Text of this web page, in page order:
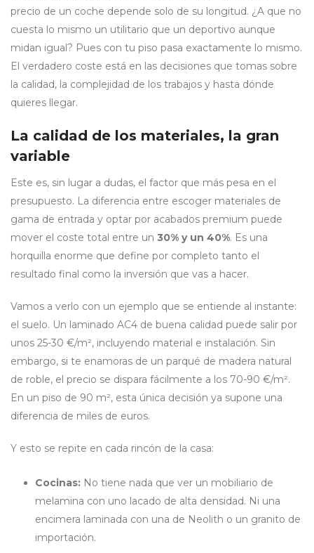
precio de un coche depende solo de su longitud. ¿A que no
cuesta lo mismo un utilitario que un deportivo aunque
midan igual? Pues con tu piso pasa exactamente lo mismo.
El verdadero coste está en las decisiones que tomas sobre
la calidad, la complejidad de los trabajos y hasta dónde
quieres llegar.
La calidad de los materiales, la gran
variable
Este es, sin lugar a dudas, el factor que más pesa en el
presupuesto. La diferencia entre escoger materiales de
gama de entrada y optar por acabados premium puede
mover el coste total entre un 30% y un 40%. Es una
horquilla enorme que define por completo tanto el
resultado final como la inversión que vas a hacer.
Vamos a verlo con un ejemplo que se entiende al instante:
el suelo. Un laminado AC4 de buena calidad puede salir por
unos 25-30 €/m², incluyendo material e instalación. Sin
embargo, si te enamoras de un parqué de madera natural
de roble, el precio se dispara fácilmente a los 70-90 €/m².
En un piso de 90 m², esta única decisión ya supone una
diferencia de miles de euros.
Y esto se repite en cada rincón de la casa:
Cocinas: No tiene nada que ver un mobiliario de
melamina con uno lacado de alta densidad. Ni una
encimera laminada con una de Neolith o un granito de
importación.